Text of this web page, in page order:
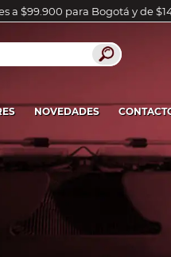
a $99.900 para Bogotá y de
NOVEDADES